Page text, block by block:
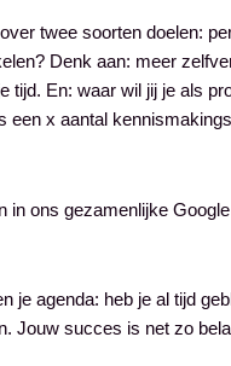
twee soorten doelen:
Denk aan: meer
tijd. En: waar wil jij je als
een x aantal
in ons gezamenlijke
je agenda: heb je al tijd
Jouw succes is net zo